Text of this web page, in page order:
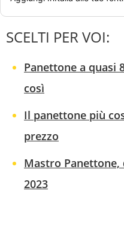
SCELTI PER VOI:
Panettone a quasi
così
Il panettone più
prezzo
Mastro
2023